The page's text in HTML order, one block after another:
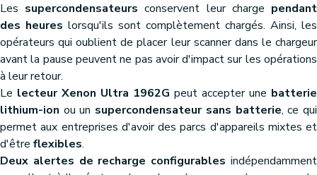
Les supercondensateurs conservent leur charge pendant
des heures lorsqu'ils sont complètement chargés. Ainsi, les
opérateurs qui oublient de placer leur scanner dans le chargeur
avant la pause peuvent ne pas avoir d'impact sur les opérations
à leur retour.
Le lecteur Xenon Ultra 1962G peut accepter une batterie
lithium-ion ou un supercondensateur sans batterie, ce qui
permet aux entreprises d'avoir des parcs d'appareils mixtes et
d'être flexibles.
Deux alertes de recharge configurables indépendamment